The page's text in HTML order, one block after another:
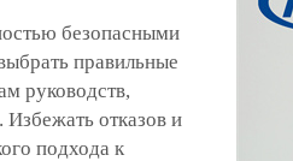
безопасными
правильные
руководств,
Избежать отказов и
подхода к